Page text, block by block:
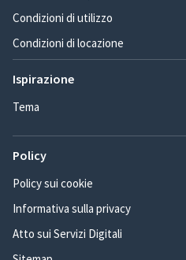
Condizioni di utilizzo
Condizioni di locazione
Ispirazione
Tema
Policy
Policy sui cookie
Informativa sulla privacy
Atto sui Servizi Digitali